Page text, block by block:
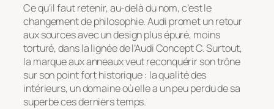
Ce qu’il faut retenir, au-delà du nom, c’est le
changement de philosophie. Audi promet un retour
aux sources avec un design plus épuré, moins
torturé, dans la lignée de l’Audi Concept C. Surtout,
la marque aux anneaux veut reconquérir son trône
sur son point fort historique : la qualité des
intérieurs, un domaine où elle a un peu perdu de sa
superbe ces derniers temps.